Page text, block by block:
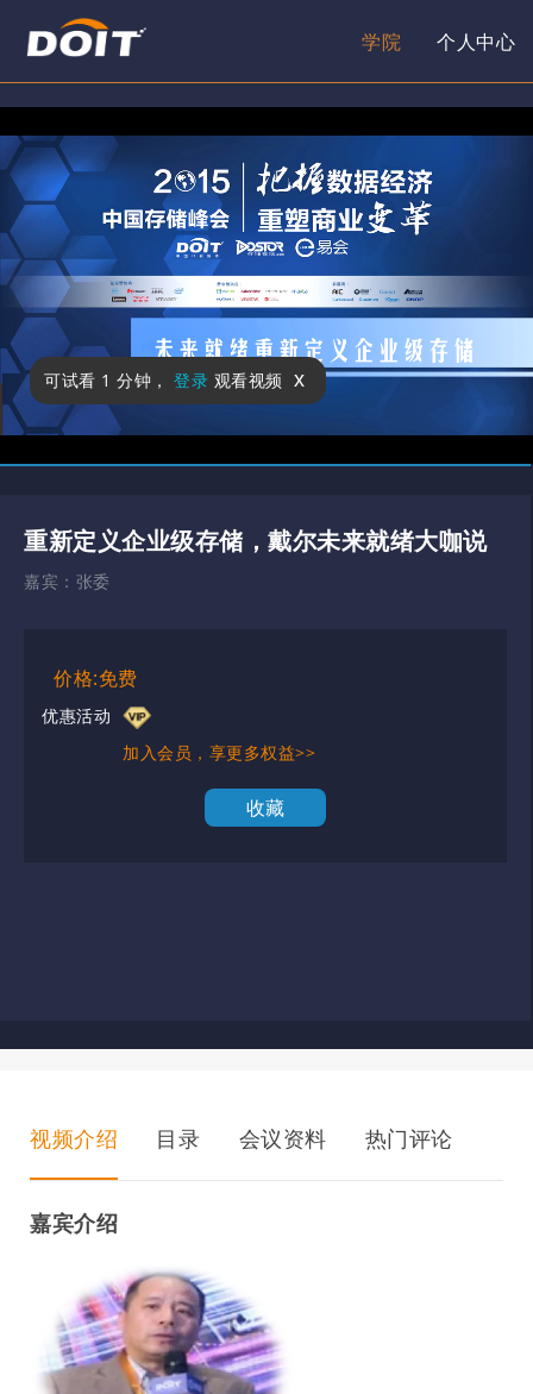
学院 个人中心
可试看 1 分钟 ， 登录 观看视频 x
重新定义企业级存储，戴尔未来就绪大咖说
嘉宾： 张委
价格:免费
优惠活动
加入会员，享更多权益>>
收藏
视频介绍 目录 会议资料 热门评论
嘉宾介绍